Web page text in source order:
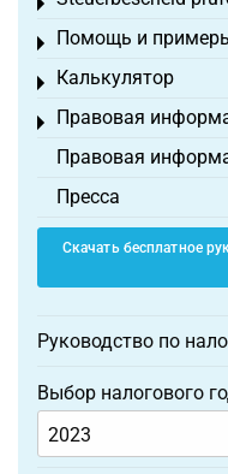
Toggle menu
Помощь и
Toggle menu
Калькулятор
Toggle menu
Правовая
Toggle menu
Правовая
Пресса
Скачать бесплатное
Руководство по
Выбор налогового